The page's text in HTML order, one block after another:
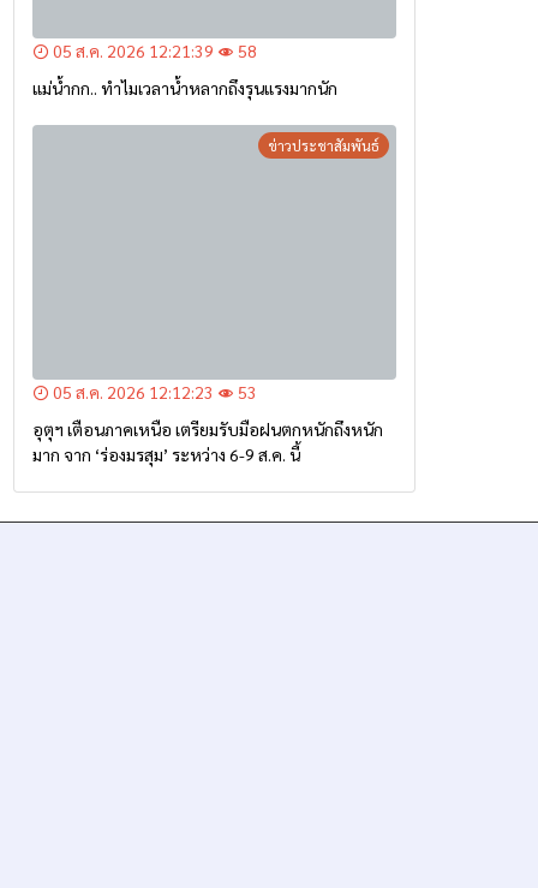
05 ส.ค. 2026 12:21:39
58
แม่น้ำกก.. ทำไมเวลาน้ำหลากถึงรุนแรงมากนัก
ข่าวประชาสัมพันธ์
05 ส.ค. 2026 12:12:23
53
อุตุฯ เตือนภาคเหนือ เตรียมรับมือฝนตกหนักถึงหนัก
มาก จาก ‘ร่องมรสุม’ ระหว่าง 6-9 ส.ค. นี้